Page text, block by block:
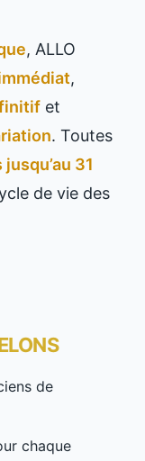
, ALLO
,
et
. Toutes
31
de vie des
de
chaque